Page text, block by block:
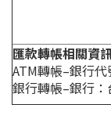
匯款轉帳相關資
ATM轉帳–銀行
銀行轉帳–銀行